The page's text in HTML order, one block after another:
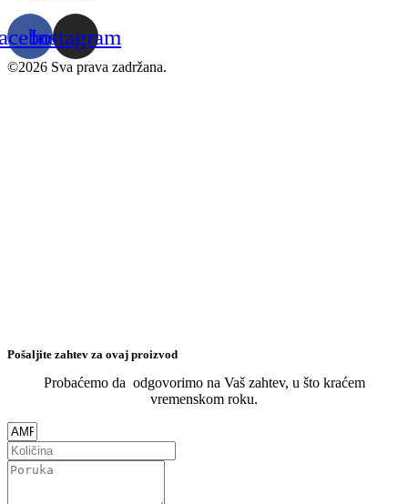
Instagram
©2026 Sva prava zadržana.
Pošaljite zahtev za ovaj proizvod
Probaćemo da odgovorimo na Vaš zahtev, u što kraćem
vremenskom roku.